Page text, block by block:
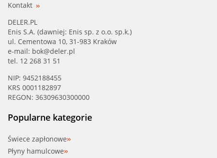
Kontakt
DELER.PL
Enis S.A. (dawniej: Enis sp. z o.o. sp.k.)
ul. Cementowa 10, 31-983 Kraków
e-mail: bok@deler.pl
tel. 12 268 31 51
NIP: 9452188455
KRS 0001182897
REGON: 36309630300000
Popularne kategorie
Świece zapłonowe
Płyny hamulcowe